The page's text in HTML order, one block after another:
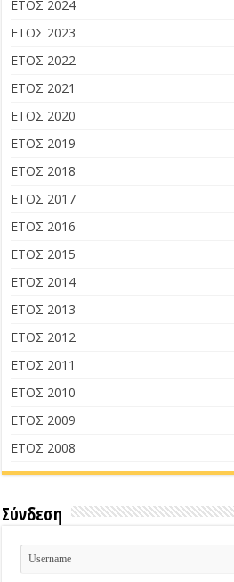
ΕΤΟΣ 2024
ΕΤΟΣ 2023
ΕΤΟΣ 2022
ΕΤΟΣ 2021
ΕΤΟΣ 2020
ΕΤΟΣ 2019
ΕΤΟΣ 2018
ΕΤΟΣ 2017
ΕΤΟΣ 2016
ΕΤΟΣ 2015
ΕΤΟΣ 2014
ΕΤΟΣ 2013
ΕΤΟΣ 2012
ΕΤΟΣ 2011
ΕΤΟΣ 2010
ΕΤΟΣ 2009
ΕΤΟΣ 2008
Σύνδεση